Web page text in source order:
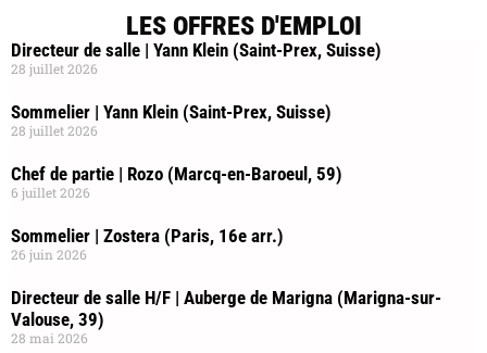
LES OFFRES D'EMPLOI
Directeur de salle | Yann Klein (Saint-Prex, Suisse)
28 juillet 2026
Sommelier | Yann Klein (Saint-Prex, Suisse)
28 juillet 2026
Chef de partie | Rozo (Marcq-en-Baroeul, 59)
6 juillet 2026
Sommelier | Zostera (Paris, 16e arr.)
26 juin 2026
Directeur de salle H/F | Auberge de Marigna (Marigna-sur-
Valouse, 39)
28 mai 2026